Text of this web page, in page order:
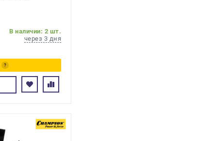
В наличии: 2 шт.
через 3 дня
?